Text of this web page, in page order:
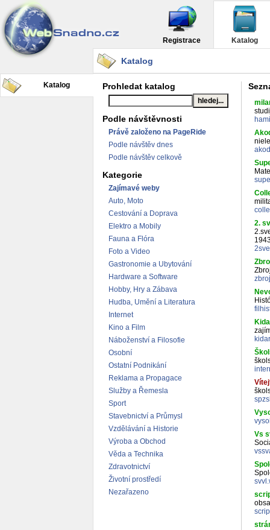
Registrace Katalog
Katalog
Katalog
Prohledat katalog
Podle návštěvnosti
Právě založeno na PageRide
Podle návštěv dnes
Podle návštěv celkově
Kategorie
Zajímavé weby
Auto, Moto
Cestování a Doprava
Elektro a Mobily
Fauna a Flóra
Foto a Video
Gastronomie a Ubytování
Hardware a Software
Hobby, Hry a Zábava
Hudba, Umění a Literatura
Internet
Kino a Film
Náboženství a Filosofie
Osobní
Ostatní Podnikání
Reklama a Propagace
Služby a Řemesla
Sport
Stavebnictví a Průmysl
Vzdělávání a Historie
Výroba a Obchod
Věda a Technika
Zdravotnictví
Životní prostředí
Nezařazeno
2.
Vs